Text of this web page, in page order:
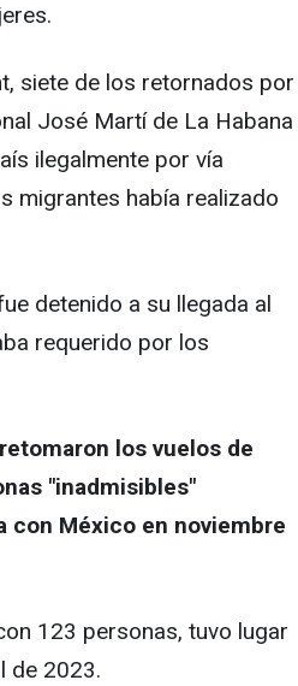
siete de los retornados por
José Martí de La Habana
ilegalmente por vía
migrantes había realizado
detenido a su llegada al
requerido por los
retomaron los vuelos de
"inadmisibles"
con México en noviembre
123 personas, tuvo lugar
de 2023.